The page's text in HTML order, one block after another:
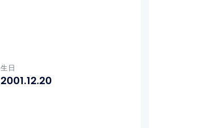
生日
2001.12.20